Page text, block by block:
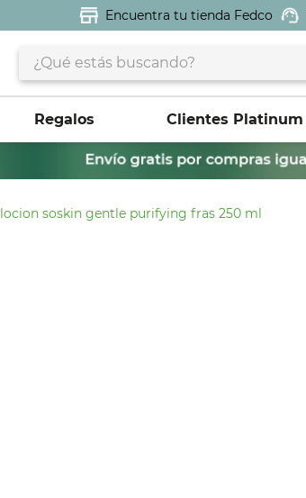
Encuentra tu tienda Fedco
¿Qué estás buscando?
Regalos Clientes Platinum
locion soskin gentle purifying fras 250 ml